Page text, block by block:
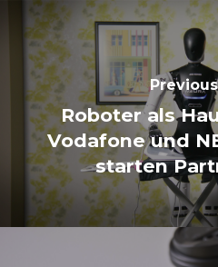
Roboter als
Vodafone und
starten